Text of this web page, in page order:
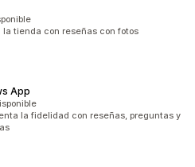
tienda con reseñas con fotos
App
la fidelidad con reseñas, preguntas y